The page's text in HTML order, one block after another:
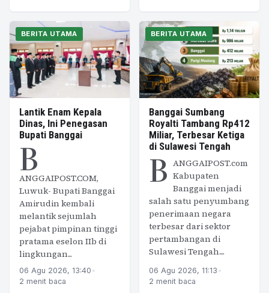
BERITA UTAMA
Lantik Enam Kepala
Dinas, Ini Penegasan
Bupati Banggai
B
ANGGAIPOST.COM,
Luwuk- Bupati Banggai
Amirudin kembali
melantik sejumlah
pejabat pimpinan tinggi
pratama eselon IIb di
lingkungan...
06 Agu 2026, 13:40 •
2 menit baca
BERITA UTAMA
Banggai Sumbang
Royalti Tambang Rp412
Miliar, Terbesar Ketiga
di Sulawesi Tengah
B ANGGAIPOST.com
Kabupaten
Banggai menjadi
salah satu penyumbang
penerimaan negara
terbesar dari sektor
pertambangan di
Sulawesi Tengah....
06 Agu 2026, 11:13 •
2 menit baca